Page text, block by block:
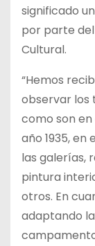
significado
por parte
Cultural.
“Hemos
observar los
como son
año 1935,
las galerías,
pintura
otros. En
adaptando